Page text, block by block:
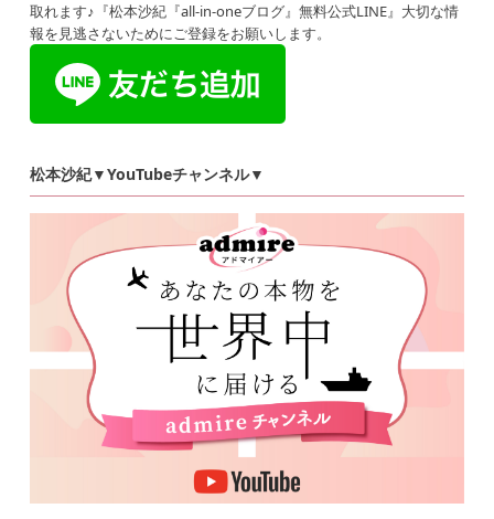
取れます♪『松本沙紀『all-in-oneブログ』無料公式LINE』大切な情
報を見逃さないためにご登録をお願いします。
松本沙紀▼YouTubeチャンネル▼